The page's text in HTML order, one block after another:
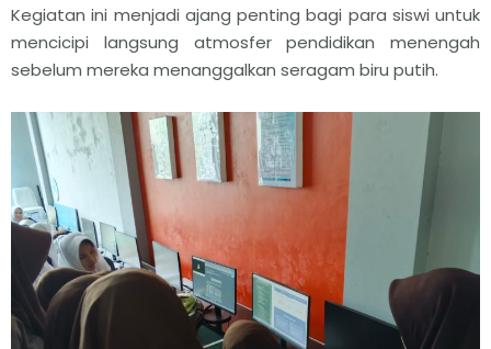
Kegiatan ini menjadi ajang penting bagi para siswi untuk
mencicipi langsung atmosfer pendidikan menengah
sebelum mereka menanggalkan seragam biru putih.